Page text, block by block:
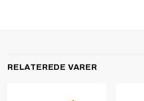
RELATEREDE VARER